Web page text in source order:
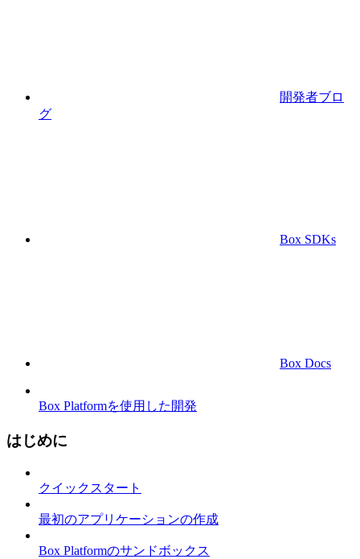
開発者ブロ
グ
Box SDKs
Box Docs
Box Platformを使用した開発
はじめに
クイックスタート
最初のアプリケーションの作成
Box Platformのサンドボックス